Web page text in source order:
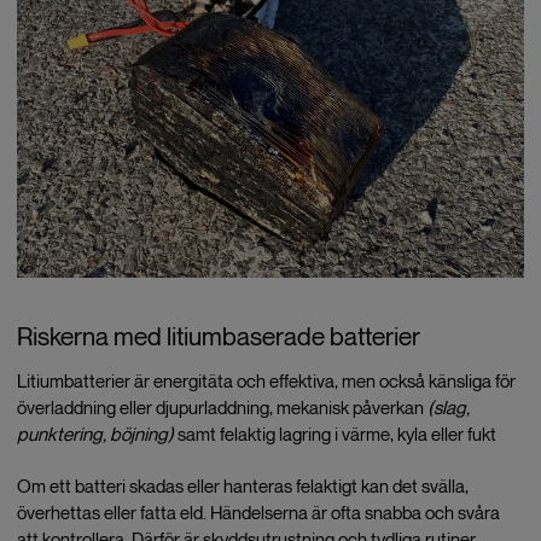
Riskerna med litiumbaserade batterier
Litiumbatterier är energitäta och effektiva, men också känsliga för
överladdning eller djupurladdning, mekanisk påverkan (slag,
punktering, böjning)samt felaktig lagring i värme, kyla eller fukt
Om ett batteri skadas eller hanteras felaktigt kan det svälla,
överhettas eller fatta eld. Händelserna är ofta snabba och svåra